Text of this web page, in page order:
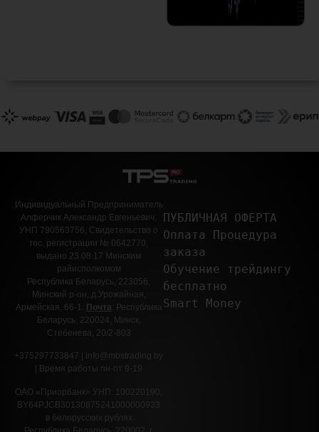
Индивидуальный Предприниматель
Алферчик Александр Евгеньевич,
УНП 790563756, Свидетельство о
гос. регистрации № 0642770,
выдано 23.08.17 Минским
райисполкомом
Республика Беларусь, 223056,
Минский р-он, д.Урожайная,
Армейская, 66-1. Почта: Республика
Беларусь, 220024, Минск,
Стебенева, 20/2-803
+375297733847 | info@mbstrading.by
| Время работы пн-пт 9-19
ОАО «Приорбанк» УНП: 100220190,
BY64PJCB30130875241000000933
в белорусских рублях
ПУБЛИЧНАЯ ОФЕРТА
Оплата Процедура
заказа
Обучение трейдингу
бесплатно
Smart Money